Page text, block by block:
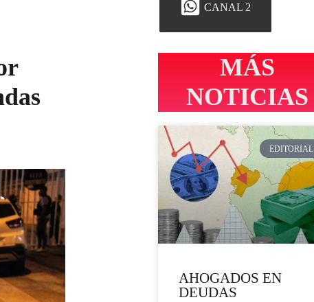
CANAL 2
MÁS
NOTICIAS
EDITORIAL
AHOGADOS EN
DEUDAS